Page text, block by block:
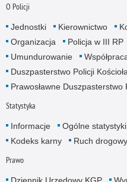
O Policji
Jednostki Kierownictwo
Organizacja
Policja w III RP
Umundurowanie
Duszpasterstwo Policji
Prawosławne Duszpasterstwo
Statystyka
Informacje Ogólne statystyki
Kodeks karny
Ruch drogowy
Prawo